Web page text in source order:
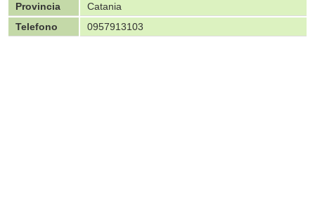
Provincia
Catania
Telefono
0957913103